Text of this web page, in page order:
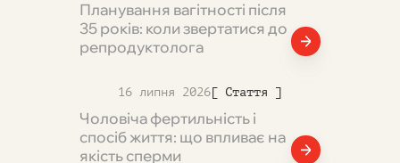
Планування вагітності після
35 років: коли звертатися до
репродуктолога
16 липня 2026 [ Стаття ]
Чоловіча фертильність і
спосіб життя: що впливає на
якість сперми